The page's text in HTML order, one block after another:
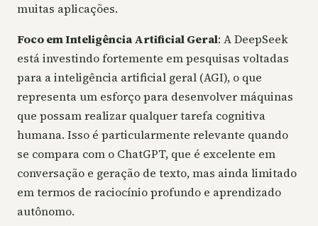
muitas aplicações.
Foco em Inteligência Artificial Geral: A DeepSeek
está investindo fortemente em pesquisas voltadas
para a inteligência artificial geral (AGI), o que
representa um esforço para desenvolver máquinas
que possam realizar qualquer tarefa cognitiva
humana. Isso é particularmente relevante quando
se compara com o ChatGPT, que é excelente em
conversação e geração de texto, mas ainda limitado
em termos de raciocínio profundo e aprendizado
autônomo.